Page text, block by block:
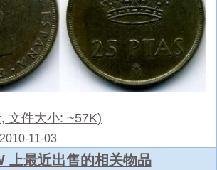
文件大小: ~57K)
2010-11-03
上最近出售的相关物品